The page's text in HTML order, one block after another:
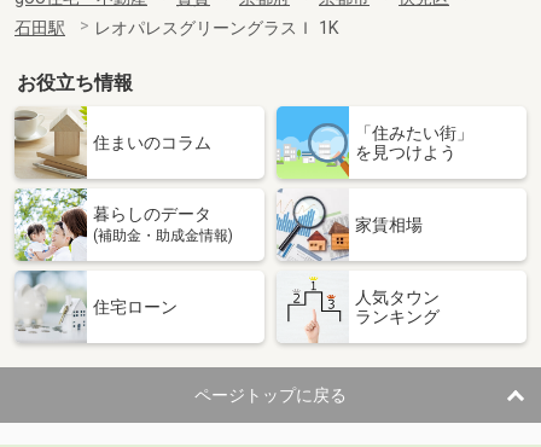
石田駅
レオパレスグリーングラスＩ 1K
お役立ち情報
住まいのコラム
「住みたい街」
を見つけよう
暮らしのデータ
(補助金・助成金情報)
家賃相場
住宅ローン
人気タウン
ランキング
ページトップに戻る